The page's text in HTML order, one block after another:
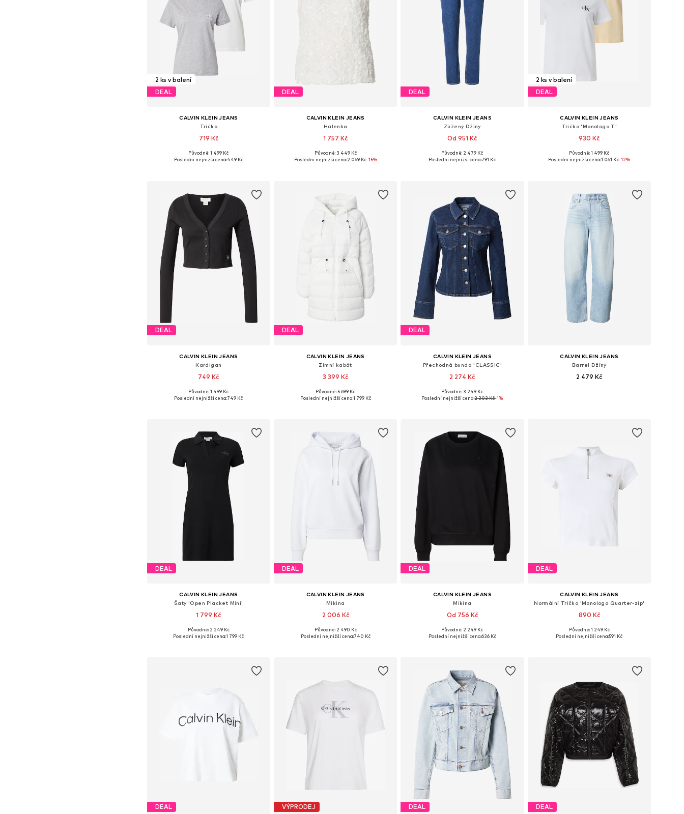
2 ks v balení
DEAL
CALVIN KLEIN JEANS
Tričko
719 Kč
+ 6
Dostupné velikosti: XXS, XS, S, M, L
Původně: 1 499 Kč
Poslední nejnižší cena:449 Kč
DEAL
CALVIN KLEIN JEANS
Halenka
1 757 Kč
Dostupné velikosti: XS, S, M, L, XL
Původně: 3 449 Kč
Poslední nejnižší cena:2 069 Kč-15%
DEAL
CALVIN KLEIN JEANS
Zúžený Džíny
Od 951 Kč
Dostupné v mnoha velikostech
Původně: 2 479 Kč
Poslední nejnižší cena:791 Kč
2 ks v balení
DEAL
CALVIN KLEIN JEANS
Tričko 'Monologo T'
930 Kč
+ 6
Dostupné v mnoha velikostech
Původně: 1 499 Kč
Poslední nejnižší cena:1 061 Kč-12%
DEAL
CALVIN KLEIN JEANS
Kardigan
749 Kč
Dostupné velikosti: S, M, L, XL
Původně: 1 499 Kč
Poslední nejnižší cena:749 Kč
DEAL
CALVIN KLEIN JEANS
Zimní kabát
3 399 Kč
Dostupné velikosti: XS, S, M, L, XL
Původně: 5 699 Kč
Poslední nejnižší cena:1 799 Kč
DEAL
CALVIN KLEIN JEANS
Přechodná bunda 'CLASSIC'
2 274 Kč
Dostupné v mnoha velikostech
Původně: 3 249 Kč
Poslední nejnižší cena:2 303 Kč-1%
CALVIN KLEIN JEANS
Barrel Džíny
2 479 Kč
DEAL
CALVIN KLEIN JEANS
Šaty 'Open Placket Mini'
1 799 Kč
Dostupné velikosti: 34-36, 36-38, 40
Původně: 2 249 Kč
Poslední nejnižší cena:1 799 Kč
DEAL
CALVIN KLEIN JEANS
Mikina
2 006 Kč
Dostupné v mnoha velikostech
Původně: 2 490 Kč
Poslední nejnižší cena:740 Kč
DEAL
CALVIN KLEIN JEANS
Mikina
Od 756 Kč
Dostupné velikosti: XS, S, M, L, XL
Původně: 2 249 Kč
Poslední nejnižší cena:636 Kč
DEAL
CALVIN KLEIN JEANS
Normální Tričko 'Monologo Quarter-zip'
890 Kč
Dostupné v mnoha velikostech
Původně: 1 249 Kč
Poslední nejnižší cena:591 Kč
DEAL VÝPRODEJ DEAL DEAL